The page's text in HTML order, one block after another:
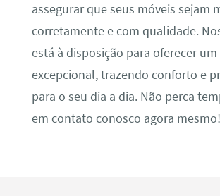
assegurar que seus móveis sejam
corretamente e com qualidade.
está à disposição para oferecer um
excepcional, trazendo conforto e
para o seu dia a dia. Não perca
em contato conosco agora mesmo!